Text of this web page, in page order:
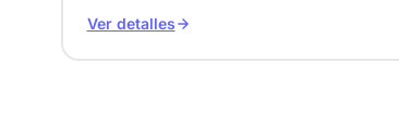
Ver detalles